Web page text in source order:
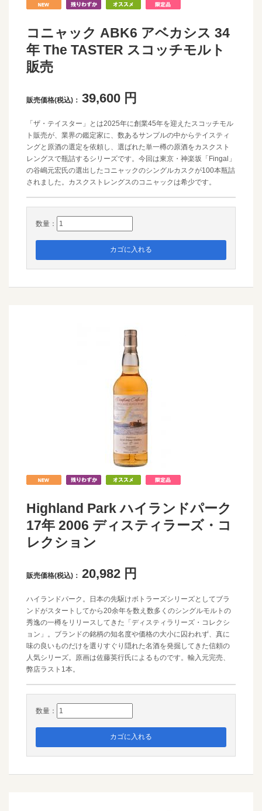
コニャック ABK6 アベカシス 34
年 The TASTER スコッチモルト
販売
販売価格(税込)： 39,600 円
「ザ・テイスター」とは2025年に創業45年を迎えたスコッチモル
ト販売が、業界の鑑定家に、数あるサンプルの中からテイスティ
ングと原酒の選定を依頼し、選ばれた単一樽の原酒をカスクスト
レングスで瓶詰するシリーズです。今回は東京・神楽坂「Fingal」
の谷嶋元宏氏の選出したコニャックのシングルカスクが100本瓶詰
されました。カスクストレングスのコニャックは希少です。
数量：
Highland Park ハイランドパーク
17年 2006 ディスティラーズ・コ
レクション
販売価格(税込)： 20,982 円
ハイランドパーク。日本の先駆けボトラーズシリーズとしてブラ
ンドがスタートしてから20余年を数え数多くのシングルモルトの
秀逸の一樽をリリースしてきた「ディスティラリーズ・コレクシ
ョン」。ブランドの銘柄の知名度や価格の大小に囚われず、真に
味の良いものだけを選りすぐり隠れた名酒を発掘してきた信頼の
人気シリーズ。原画は佐藤英行氏によるものです。輸入元完売、
弊店ラスト1本。
数量：